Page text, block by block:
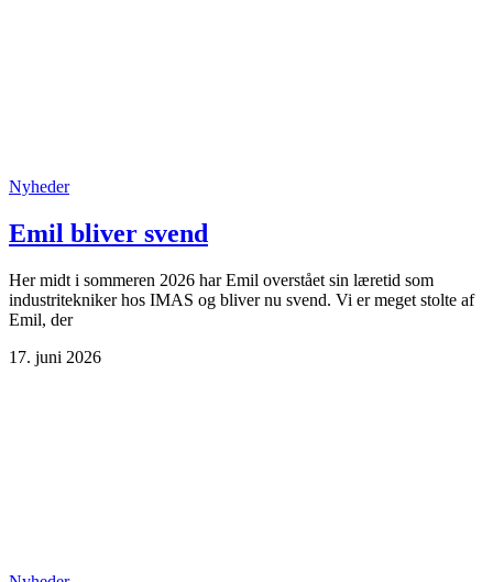
Nyheder
Emil bliver svend
Her midt i sommeren 2026 har Emil overstået sin læretid som
industritekniker hos IMAS og bliver nu svend. Vi er meget stolte af
Emil, der
17. juni 2026